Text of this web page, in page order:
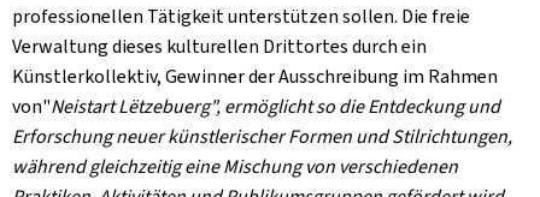
professionellen Tätigkeit unterstützen sollen. Die freie
Verwaltung dieses kulturellen Drittortes durch ein
Künstlerkollektiv, Gewinner der Ausschreibung im Rahmen
von"NeistartLëtzebuerg", ermöglicht so die Entdeckung und
Erforschung neuer künstlerischer Formen und Stilrichtungen,
während gleichzeitig eine Mischung von verschiedenen